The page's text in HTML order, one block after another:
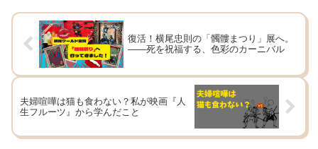
復活！横尾忠則の「髑髏まつり」展へ。
——死を祝福する、色彩のカーニバル
夫婦喧嘩は猫も食わない？私が映画『人
生フルーツ』から学んだこと